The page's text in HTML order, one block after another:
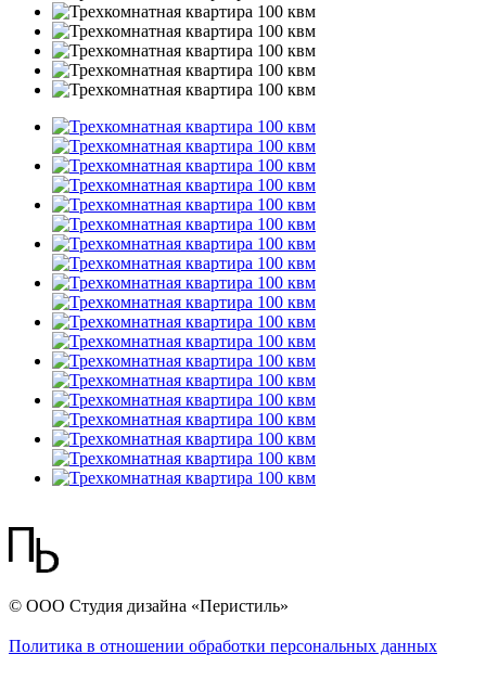
© ООО Студия дизайна «Перистиль»
Политика в отношении обработки персональных данных